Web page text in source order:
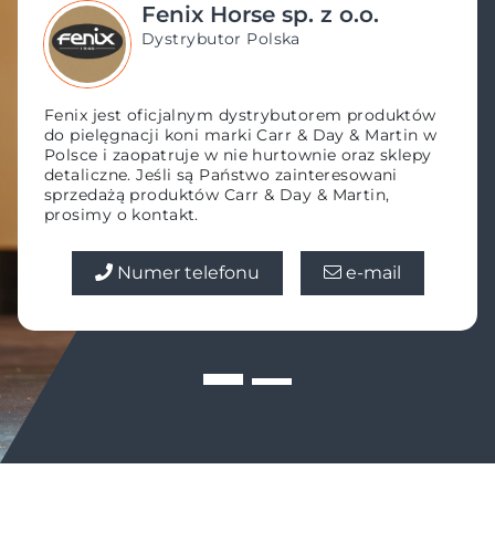
Sklep jeździecki Dobry-Koń
48793713773
ul. Nowohucka 1, Poland
Fenix Horse sp. z o.o.
Dystrybutor Polska
Fenix jest oficjalnym dystrybutorem produktów
do pielęgnacji koni marki Carr & Day & Martin w
Polsce i zaopatruje w nie hurtownie oraz sklepy
detaliczne. Jeśli są Państwo zainteresowani
sprzedażą produktów Carr & Day & Martin,
prosimy o kontakt.
Numer telefonu e-mail